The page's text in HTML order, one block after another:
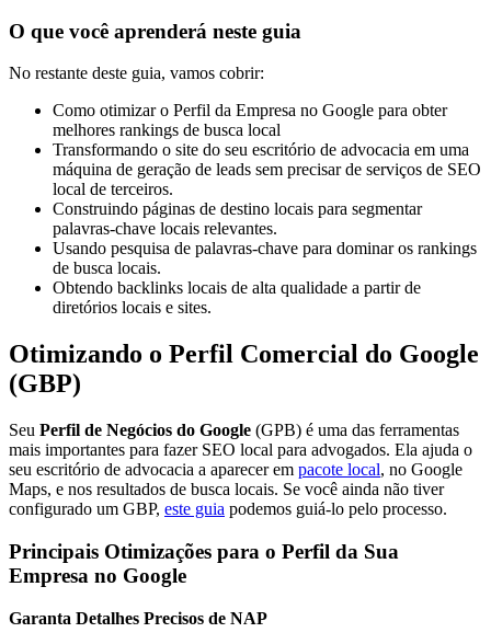
O que você aprenderá neste guia
No restante deste guia, vamos cobrir:
Como otimizar o Perfil da Empresa no Google para obter
melhores rankings de busca local
Transformando o site do seu escritório de advocacia em uma
máquina de geração de leads sem precisar de serviços de SEO
local de terceiros.
Construindo páginas de destino locais para segmentar
palavras-chave locais relevantes.
Usando pesquisa de palavras-chave para dominar os rankings
de busca locais.
Obtendo backlinks locais de alta qualidade a partir de
diretórios locais e sites.
Otimizando o Perfil Comercial do Google
(GBP)
Seu Perfil de Negócios do Google (GPB) é uma das ferramentas
mais importantes para fazer SEO local para advogados. Ela ajuda o
seu escritório de advocacia a aparecer em pacote local, no Google
Maps, e nos resultados de busca locais. Se você ainda não tiver
configurado um GBP, este guia podemos guiá-lo pelo processo.
Principais Otimizações para o Perfil da Sua
Empresa no Google
Garanta Detalhes Precisos de NAP